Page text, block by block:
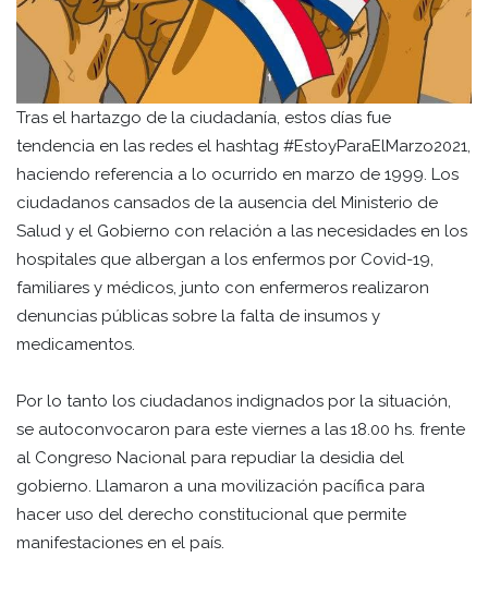
Tras el hartazgo de la ciudadanía, estos días fue
tendencia en las redes el hashtag #EstoyParaElMarzo2021,
haciendo referencia a lo ocurrido en marzo de 1999. Los
ciudadanos cansados de la ausencia del Ministerio de
Salud y el Gobierno con relación a las necesidades en los
hospitales que albergan a los enfermos por Covid-19,
familiares y médicos, junto con enfermeros realizaron
denuncias públicas sobre la falta de insumos y
medicamentos.
Por lo tanto los ciudadanos indignados por la situación,
se autoconvocaron para este viernes a las 18.00 hs. frente
al Congreso Nacional para repudiar la desidia del
gobierno. Llamaron a una movilización pacífica para
hacer uso del derecho constitucional que permite
manifestaciones en el país.